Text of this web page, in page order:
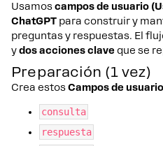
Usamoscampos de usuario
ChatGPT para construir y
preguntas y respuestas. El
ydos acciones clave que se
Preparación (1 vez)
Crea estosCampos de usuario
consulta
respuesta